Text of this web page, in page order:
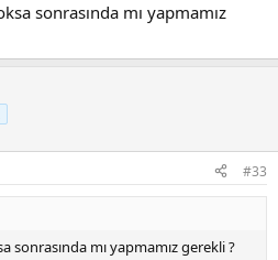
istediğiniz birini indirebilirsiniz.
Shsh kaydınız.
ipa sını telefonunuza yükleyip
"Root Status" "YES" yazana
ile açın. Ben "Plist Editor Pro"
sonrasında mı yapmamız
#33
sonrasında mı yapmamız gerekli ?